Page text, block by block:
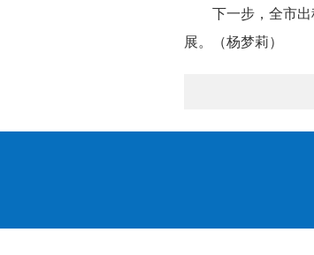
下一步，全市
展。（杨梦莉）